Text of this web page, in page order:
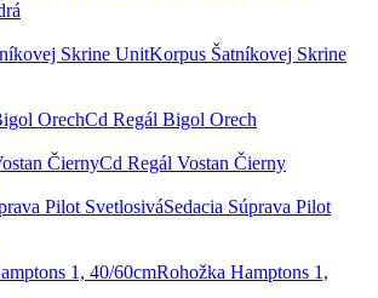
Korpus Šatníkovej Skrine
Cd Regál Bigol Orech
Cd Regál Vostan Čierny
Sedacia Súprava Pilot
Rohožka Hamptons 1,